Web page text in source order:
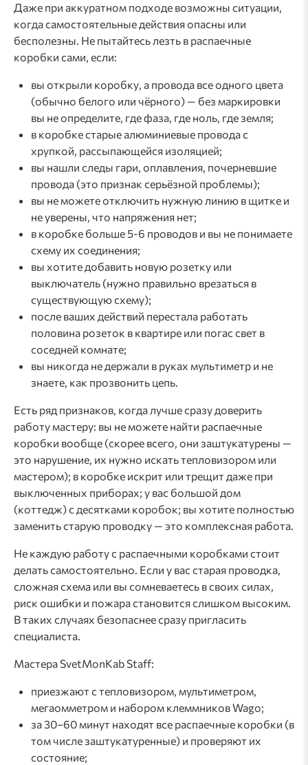
Даже при аккуратном подходе возможны ситуации,
когда самостоятельные действия опасны или
бесполезны. Не пытайтесь лезть в распаечные
коробки сами, если:
вы открыли коробку, а провода все одного цвета
(обычно белого или чёрного) — без маркировки
вы не определите, где фаза, где ноль, где земля;
в коробке старые алюминиевые провода с
хрупкой, рассыпающейся изоляцией;
вы нашли следы гари, оплавления, почерневшие
провода (это признак серьёзной проблемы);
вы не можете отключить нужную линию в щитке и
не уверены, что напряжения нет;
в коробке больше 5-6 проводов и вы не понимаете
схему их соединения;
вы хотите добавить новую розетку или
выключатель (нужно правильно врезаться в
существующую схему);
после ваших действий перестала работать
половина розеток в квартире или погас свет в
соседней комнате;
вы никогда не держали в руках мультиметр и не
знаете, как прозвонить цепь.
Есть ряд признаков, когда лучше сразу доверить
работу мастеру: вы не можете найти распаечные
коробки вообще (скорее всего, они заштукатурены —
это нарушение, их нужно искать тепловизором или
мастером); в коробке искрит или трещит даже при
выключенных приборах; у вас большой дом
(коттедж) с десятками коробок; вы хотите полностью
заменить старую проводку — это комплексная работа.
Не каждую работу с распаечными коробками стоит
делать самостоятельно. Если у вас старая проводка,
сложная схема или вы сомневаетесь в своих силах,
риск ошибки и пожара становится слишком высоким.
В таких случаях безопаснее сразу пригласить
специалиста.
Мастера SvetMonKab Staff:
приезжают с тепловизором, мультиметром,
мегаомметром и набором клеммников Wago;
за 30–60 минут находят все распаечные коробки (в
том числе заштукатуренные) и проверяют их
состояние;